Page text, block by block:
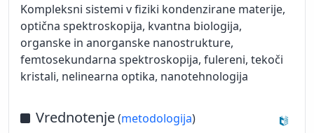
Kompleksni sistemi v fiziki kondenzirane materije,
optična spektroskopija, kvantna biologija,
organske in anorganske nanostrukture,
femtosekundarna spektroskopija, fulereni, tekoči
kristali, nelinearna optika, nanotehnologija
Vrednotenje(metodologija)